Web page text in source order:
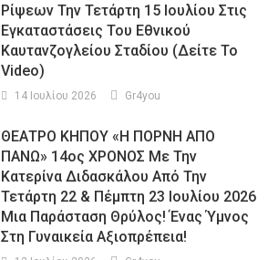
Ρίψεων Την Τετάρτη 15 Ιουλίου Στις
Εγκαταστάσεις Του Εθνικού
Καυτανζογλείου Σταδίου (Δείτε Το
Video)
14 Ιουλίου 2026 Gr4you
ΘΕΑΤΡΟ ΚΗΠΟΥ «Η ΠΟΡΝΗ ΑΠΟ
ΠΑΝΩ» 14ος ΧΡΟΝΟΣ Με Την
Κατερίνα Διδασκάλου Από Την
Τετάρτη 22 & Πέμπτη 23 Ιουλίου 2026
Μια Παράσταση Θρύλος! Ένας Ύμνος
Στη Γυναικεία Αξιοπρέπεια!